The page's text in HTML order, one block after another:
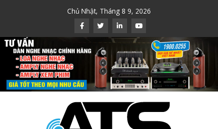
Chủ Nhật, Tháng 8 9, 2026